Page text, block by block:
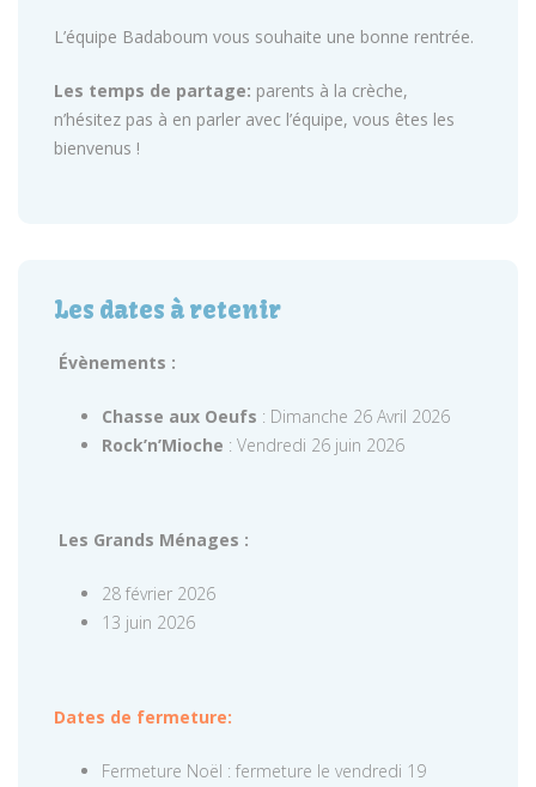
L’équipe Badaboum vous souhaite une bonne rentrée.
Les temps de partage: parents à la crèche,
n’hésitez pas à en parler avec l’équipe, vous êtes les
bienvenus !
Les dates à retenir
Évènements :
Chasse aux Oeufs : Dimanche 26 Avril 2026
Rock’n’Mioche : Vendredi 26 juin 2026
Les Grands Ménages :
28 février 2026
13 juin 2026
Dates de fermeture:
Fermeture Noël : fermeture le vendredi 19